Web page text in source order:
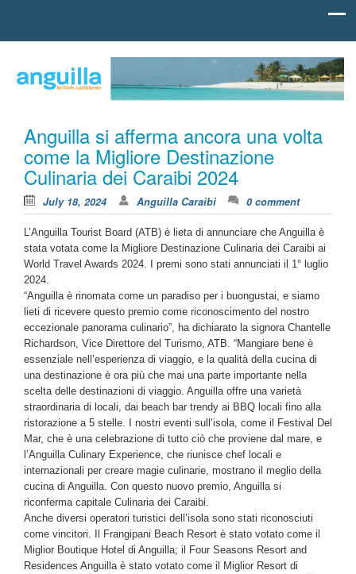
Skip to content
Anguilla
british
carribean
Anguilla si afferma ancora una volta
come la Migliore Destinazione
Culinaria dei Caraibi 2024
July 18, 2024 Anguilla Caraibi 0 comment
L’Anguilla Tourist Board (ATB) è lieta di annunciare che Anguilla è
stata votata come la Migliore Destinazione Culinaria dei Caraibi ai
World Travel Awards 2024. I premi sono stati annunciati il 1° luglio
2024.
“Anguilla è rinomata come un paradiso per i buongustai, e siamo
lieti di ricevere questo premio come riconoscimento del nostro
eccezionale panorama culinario”, ha dichiarato la signora Chantelle
Richardson, Vice Direttore del Turismo, ATB. “Mangiare bene è
essenziale nell’esperienza di viaggio, e la qualità della cucina di
una destinazione è ora più che mai una parte importante nella
scelta delle destinazioni di viaggio. Anguilla offre una varietà
straordinaria di locali, dai beach bar trendy ai BBQ locali fino alla
ristorazione a 5 stelle. I nostri eventi sull’isola, come il Festival Del
Mar, che è una celebrazione di tutto ciò che proviene dal mare, e
l’Anguilla Culinary Experience, che riunisce chef locali e
internazionali per creare magie culinarie, mostrano il meglio della
cucina di Anguilla. Con questo nuovo premio, Anguilla si
riconferma capitale Culinaria dei Caraibi.
Anche diversi operatori turistici dell’isola sono stati riconosciuti
come vincitori. Il Frangipani Beach Resort è stato votato come il
Miglior Boutique Hotel di Anguilla; il Four Seasons Resort and
Residences Anguilla è stato votato come il Miglior Resort di